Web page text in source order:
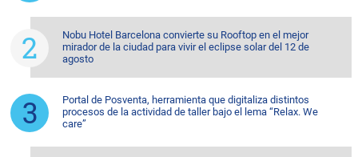
Nobu Hotel Barcelona convierte su Rooftop en el mejor
mirador de la ciudad para vivir el eclipse solar del 12 de
agosto
Portal de Posventa, herramienta que digitaliza distintos
procesos de la actividad de taller bajo el lema “Relax. We
care”